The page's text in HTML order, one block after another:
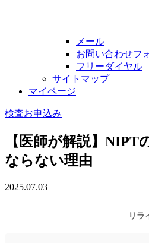
メール
お問い合わせフ
フリーダイヤル
サイトマップ
マイページ
検査お申込み
【医師が解説】NIPT
ならない理由
2025.07.03
リラ